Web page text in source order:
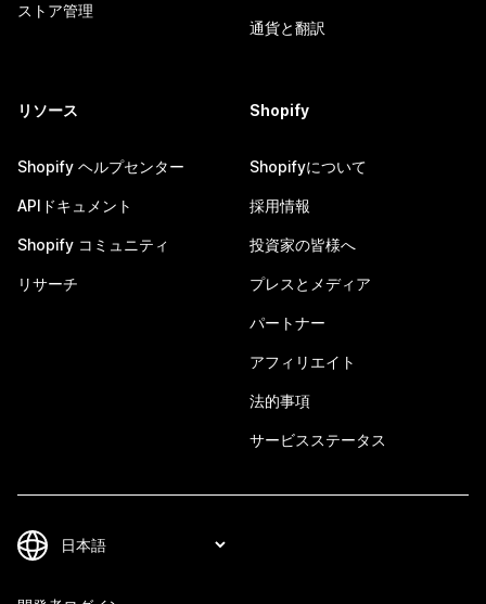
ストア管理
通貨と翻訳
リソース
Shopify ヘルプセンター
APIドキュメント
Shopify コミュニティ
リサーチ
Shopify
Shopifyについて
採用情報
投資家の皆様へ
プレスとメディア
パートナー
アフィリエイト
法的事項
サービスステータス